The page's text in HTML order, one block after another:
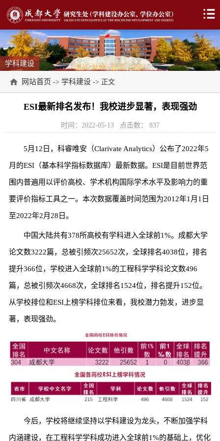
学科建设
网站首页 -> 学科建设 -> 正文
ESI最新排名发布！我校进步显著，表现强劲
时间：2022-05-13 点击数： 837
5月12日，科睿唯安（Clarivate Analytics）公布了2022年5
月的ESI（基本科学指标数据库）最新数据。ESI是目前世界范
围内普遍用以评价高校、学术机构国际学术水平及影响力的重
要评价指标工具之一。本次数据覆盖时间范围为2012年1月1日
至2022年2月28日。
中国大陆共有378所高校有学科进入全球前1%。成都大学
论文数3222篇，总被引频次25652次，全球排名4038位，排名
提升366位，学校进入全球前1%的工程科学学科论文数496
篇，总被引频次4668次，全球排名1524位，排名提升152位。
从学校排位和ESI上榜学科排位来看，我校潜力勃发，进步显
著，表现强劲。
今后，学校将继续坚持以学科建设为龙头，不断加强学科
内涵建设，在工程科学学科成功进入全球前1%的基础上，优化